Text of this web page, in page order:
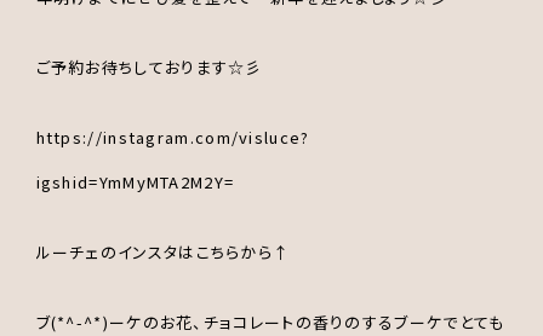
ご予約お待ちしております☆彡
https://instagram.com/visluce?
igshid=YmMyMTA2M2Y=
ルーチェのインスタはこちらから↑
ブ(*^-^*)ーケのお花、チョコレートの香りのするブーケでとても